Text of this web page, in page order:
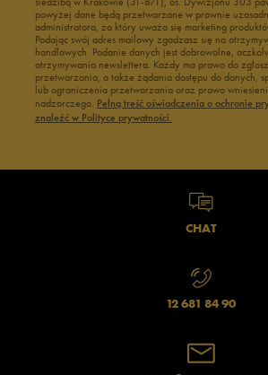
powyżej dane będą przetwarzane w prawnie
administratora, za który uważa się marketing
Podając swój adres mailowy zgadzasz się na
handlowych. Podanie danych jest dobrowolne,
otrzymywania newslettera. Każdy ma prawo do
przetwarzania, a także żądania dostępu do danych,
lub ograniczenia przetwarzania oraz prawo
nadzorczego. Pełną treść oświadczenia o ochronie
znaleźć w Polityce prywatności.
CHAT
12 681 84 90